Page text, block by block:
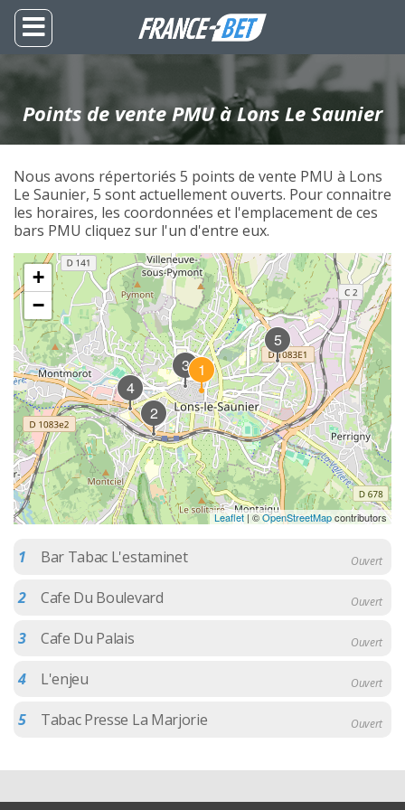
Points de vente PMU à Lons Le Saunier
Nous avons répertoriés 5 points de vente PMU à Lons
Le Saunier, 5 sont actuellement ouverts. Pour connaitre
les horaires, les coordonnées et l'emplacement de ces
bars PMU cliquez sur l'un d'entre eux.
1
2
3
4
5
+
−
Leaflet| ©OpenStreetMapcontributors
1 Bar Tabac L'estaminet Ouvert
2 Cafe Du Boulevard Ouvert
3 Cafe Du Palais Ouvert
4 L'enjeu Ouvert
5 Tabac Presse La Marjorie Ouvert